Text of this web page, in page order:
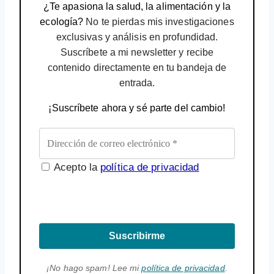
¿Te apasiona la salud, la alimentación y la
ecología? No te pierdas mis investigaciones
exclusivas y análisis en profundidad.
Suscríbete a mi newsletter y recibe
contenido directamente en tu bandeja de
entrada.
¡Suscríbete ahora y sé parte del cambio!
Acepto la política de privacidad
Suscribirme
¡No hago spam! Lee mipolítica de privacidad.